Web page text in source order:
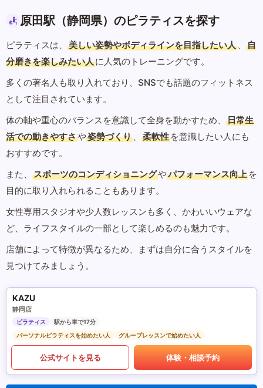
原田駅（静岡県）のピラティスを探す
ピラティスは、 美しい姿勢やボディラインを目指したい人 、
自
分磨きを楽しみたい人に人気のトレーニングです。
多くの著名人も取り入れており、SNSでも話題のフィットネス
として注目されています。
体の軸や重心のバランスを意識して全身を動かすため、
日常生
活での動きやすさや姿勢づくり 、 柔軟性 を意識したい人にも
おすすめです。
また、
スポーツのコンディショニングやパフォーマンス向上 を
目的に取り入れられることもあります。
女性専用スタジオや少人数レッスンも多く、かわいいウェアな
ど、ライフスタイルの一部として楽しめるのも魅力です。
店舗によって特徴が異なるため、まずは自分に合うスタイルを
見つけてみましょう。
KAZU
静岡店
ピラティス
駅から車で17分
パーソナルピラティスを始めたい人
グループレッスンで始めたい人
公式サイトを見る 体験・相談予約